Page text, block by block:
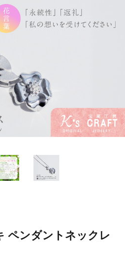
ペンダントネックレ